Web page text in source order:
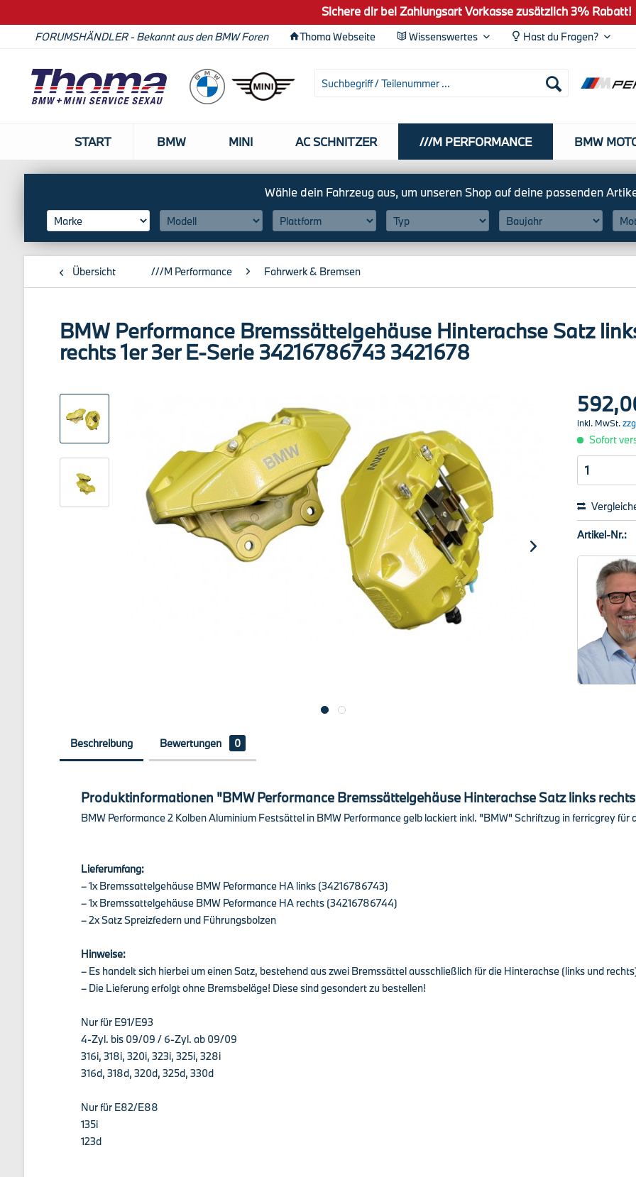
Sichere dir bei Zahlungsart Vorkasse zusätzlich 3% Rabatt!
FORUMSHÄNDLER - Bekannt aus den BMW Foren Thoma Webseite Wissenswertes Hast du Fragen?
START BMW MINI AC SCHNITZER ///M PERFORMANCE BMW
Übersicht ///M Performance Fahrwerk & Bremsen
BMW Performance Bremssättelgehäuse Hinterachse Satz
rechts 1er 3er E-Serie 34216786743 3421678
inkl. MwSt.
Sofort
Artikel-Nr.:
Beschreibung Bewertungen 0
Produktinformationen "BMW Performance Bremssättelgehäuse Hinterachse Satz links rechts
BMW Performance 2 Kolben Aluminium Festsättel in BMW Performance gelb lackiert inkl. "BMW" Schriftzug in ferricgrey
Lieferumfang:
– 1x Bremssattelgehäuse BMW Peformance HA links (34216786743)
– 1x Bremssattelgehäuse BMW Peformance HA rechts (34216786744)
– 2x Satz Spreizfedern und Führungsbolzen
Hinweise:
– Es handelt sich hierbei um einen Satz, bestehend aus zwei Bremssättel ausschließlich für die Hinterachse (links und
– Die Lieferung erfolgt ohne Bremsbeläge! Diese sind gesondert zu bestellen!
Nur für E91/E93
4-Zyl. bis 09/09 / 6-Zyl. ab 09/09
316i, 318i, 320i, 323i, 325i, 328i
316d, 318d, 320d, 325d, 330d
Nur für E82/E88
135i
123d